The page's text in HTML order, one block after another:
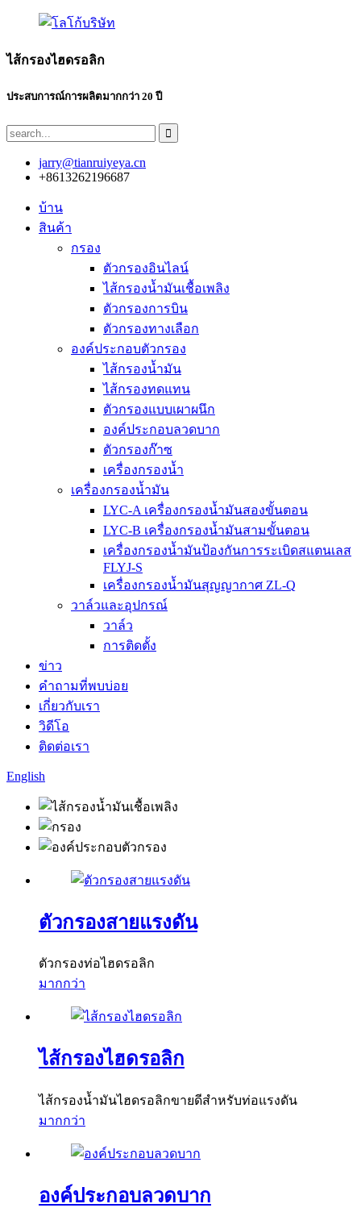
ไส้กรองไฮดรอลิก
ประสบการณ์การผลิตมากกว่า 20 ปี
jarry@tianruiyeya.cn
+8613262196687
บ้าน
สินค้า
กรอง
ตัวกรองอินไลน์
ไส้กรองน้ำมันเชื้อเพลิง
ตัวกรองการบิน
ตัวกรองทางเลือก
องค์ประกอบตัวกรอง
ไส้กรองน้ำมัน
ไส้กรองทดแทน
ตัวกรองแบบเผาผนึก
องค์ประกอบลวดบาก
ตัวกรองก๊าซ
เครื่องกรองน้ำ
เครื่องกรองน้ำมัน
LYC-A เครื่องกรองน้ำมันสองขั้นตอน
LYC-B เครื่องกรองน้ำมันสามขั้นตอน
เครื่องกรองน้ำมันป้องกันการระเบิดสแตนเลส
FLYJ-S
เครื่องกรองน้ำมันสุญญากาศ ZL-Q
วาล์วและอุปกรณ์
วาล์ว
การติดตั้ง
ข่าว
คำถามที่พบบ่อย
เกี่ยวกับเรา
วิดีโอ
ติดต่อเรา
English
ตัวกรองสายแรงดัน
ตัวกรองท่อไฮดรอลิก
มากกว่า
ไส้กรองไฮดรอลิก
ไส้กรองน้ำมันไฮดรอลิกขายดีสำหรับท่อแรงดัน
มากกว่า
องค์ประกอบลวดบาก